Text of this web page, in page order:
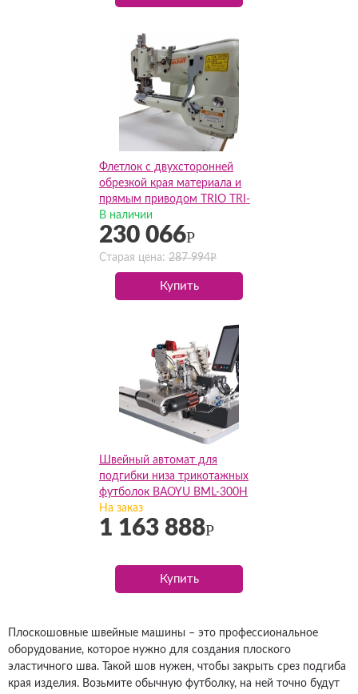
Флетлок с двухсторонней
обрезкой края материала и
прямым приводом TRIO TRI-
62G-02D(Комплект)
В наличии
230 066Р
Старая цена: 287 994Р
Купить
Швейный автомат для
подгибки низа трикотажных
футболок BAOYU BML-300H
На заказ
1 163 888Р
Купить
Плоскошовные швейные машины – это профессиональное
оборудование, которое нужно для создания плоского
эластичного шва. Такой шов нужен, чтобы закрыть срез подгиба
края изделия. Возьмите обычную футболку, на ней точно будут